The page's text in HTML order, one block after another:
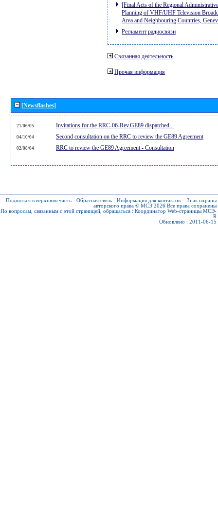
[Final Acts of the Regional
Planning of VHF/UHF Television
Area and Neighbouring Countries,
Регламент радиосвязи
Связанная деятельность
Прочая информация
[Newsflashes]
21/06/05 Invitations for the RRC-06-Rev.GE89 dispatched...
04/10/04 Second consultation on the RRC to review the GE89 Agreement
02/08/04 RRC to review the GE89 Agreement - Consultation
Подняться в верхнюю часть - Обратная связь - Информация для контактов - Знак охраны
авторского права © МСЭ 2026 Все права сохранены
По вопросам, связанным с этой страницей, обращаться : Координатор Web-страницы МСЭ-
R
Обновлено : 2011-06-15